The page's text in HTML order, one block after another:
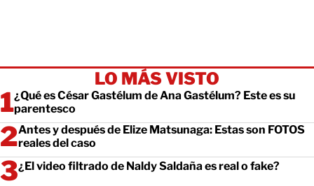
LO MÁS VISTO
¿Qué es César Gastélum de Ana Gastélum? Este es su
parentesco
Antes y después de Elize Matsunaga: Estas son FOTOS
reales del caso
¿El video filtrado de Naldy Saldaña es real o fake?